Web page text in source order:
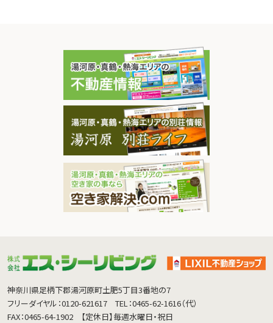
神奈川県足柄下郡湯河原町土肥5丁目3番地の7
フリーダイヤル：0120-621617
TEL：0465-62-1616（代）
FAX：0465-64-1902
【定休日】毎週水曜日・祝日